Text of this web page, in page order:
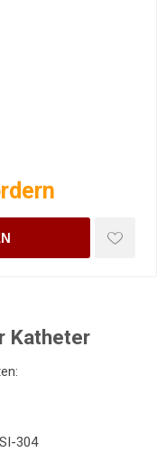
Katheter
304